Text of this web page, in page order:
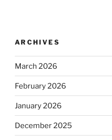
ARCHIVES
March 2026
February 2026
January 2026
December 2025